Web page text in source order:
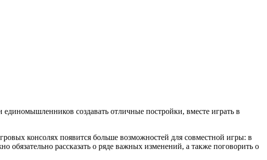
создавать отличные постройки, вместе играть в
консолях появится больше возможностей для совместной игры: в
обязательно рассказать о ряде важных изменений, а также поговорить о